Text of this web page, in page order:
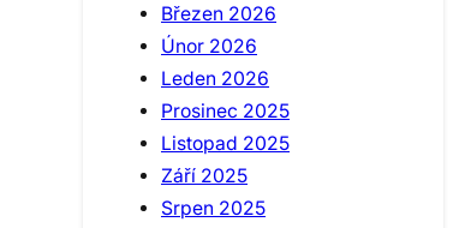
Březen 2026
Únor 2026
Leden 2026
Prosinec 2025
Listopad 2025
Září 2025
Srpen 2025